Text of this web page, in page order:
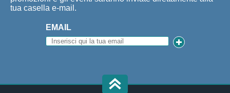
tua casella e-mail.
EMAIL